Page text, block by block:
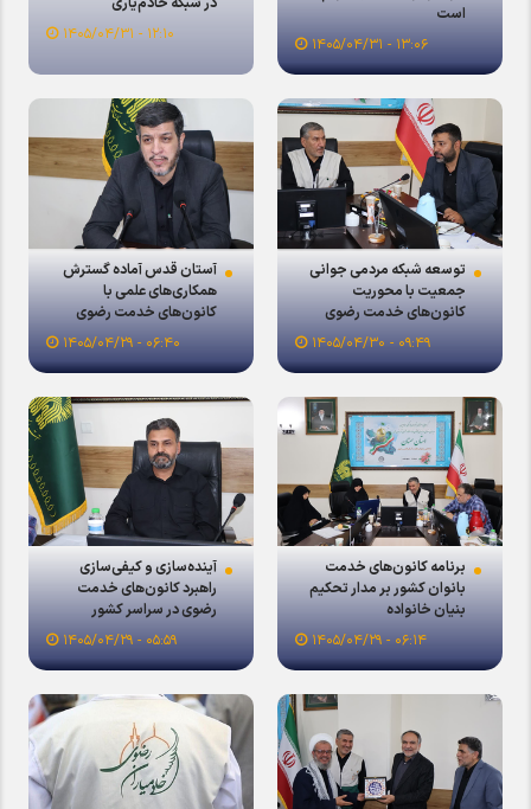
است
۱۳:۰۶ - ۱۴۰۵/۰۴/۳۱
۱۲:۱۰ - ۱۴۰۵/۰۴/۳۱
توسعه شبکه مردمی جوانی
جمعیت با محوریت
کانون‌های خدمت رضوی
۰۹:۴۹ - ۱۴۰۵/۰۴/۳۰
آستان قدس آماده گسترش
همکاری‌های علمی با
کانون‌های خدمت رضوی
۰۶:۴۰ - ۱۴۰۵/۰۴/۲۹
برنامه کانون‌های خدمت
بانوان کشور بر مدار تحکیم
بنیان خانواده
۰۶:۱۴ - ۱۴۰۵/۰۴/۲۹
آینده‌سازی و کیفی‌سازی
راهبرد کانون‌های خدمت
رضوی در سراسر کشور
۰۵:۵۹ - ۱۴۰۵/۰۴/۲۹